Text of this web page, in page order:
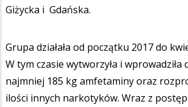
Giżycka i Gdańska.
Grupa działała od początku 2017 do
W tym czasie wytworzyła i
najmniej 185 kg amfetaminy oraz
ilości innych narkotyków. Wraz z